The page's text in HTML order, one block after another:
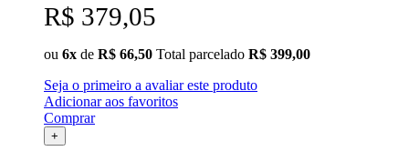
R$ 379,05
ou 6x de R$ 66,50 Total parcelado R$ 399,00
Seja o primeiro a avaliar este produto
Adicionar aos favoritos
Comprar
+